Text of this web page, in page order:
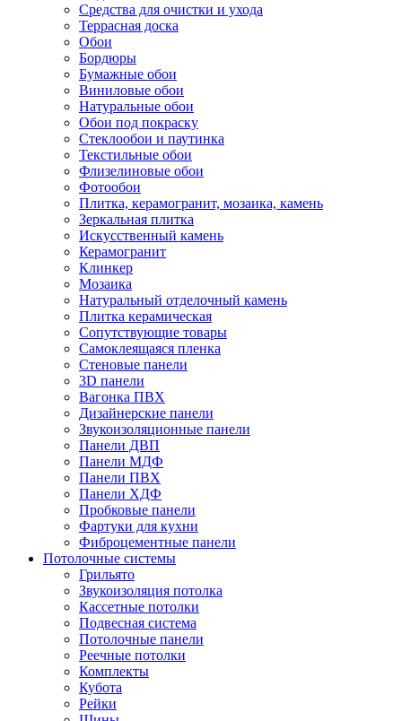
Средства для очистки и ухода
Террасная доска
Обои
Бордюры
Бумажные обои
Виниловые обои
Натуральные обои
Обои под покраску
Стеклообои и паутинка
Текстильные обои
Флизелиновые обои
Фотообои
Плитка, керамогранит, мозаика, камень
Зеркальная плитка
Искусственный камень
Керамогранит
Клинкер
Мозаика
Натуральный отделочный камень
Плитка керамическая
Сопутствующие товары
Самоклеящаяся пленка
Стеновые панели
3D панели
Вагонка ПВХ
Дизайнерские панели
Звукоизоляционные панели
Панели ДВП
Панели МДФ
Панели ПВХ
Панели ХДФ
Пробковые панели
Фартуки для кухни
Фиброцементные панели
Потолочные системы
Грильято
Звукоизоляция потолка
Кассетные потолки
Подвесная система
Потолочные панели
Реечные потолки
Комплекты
Кубота
Рейки